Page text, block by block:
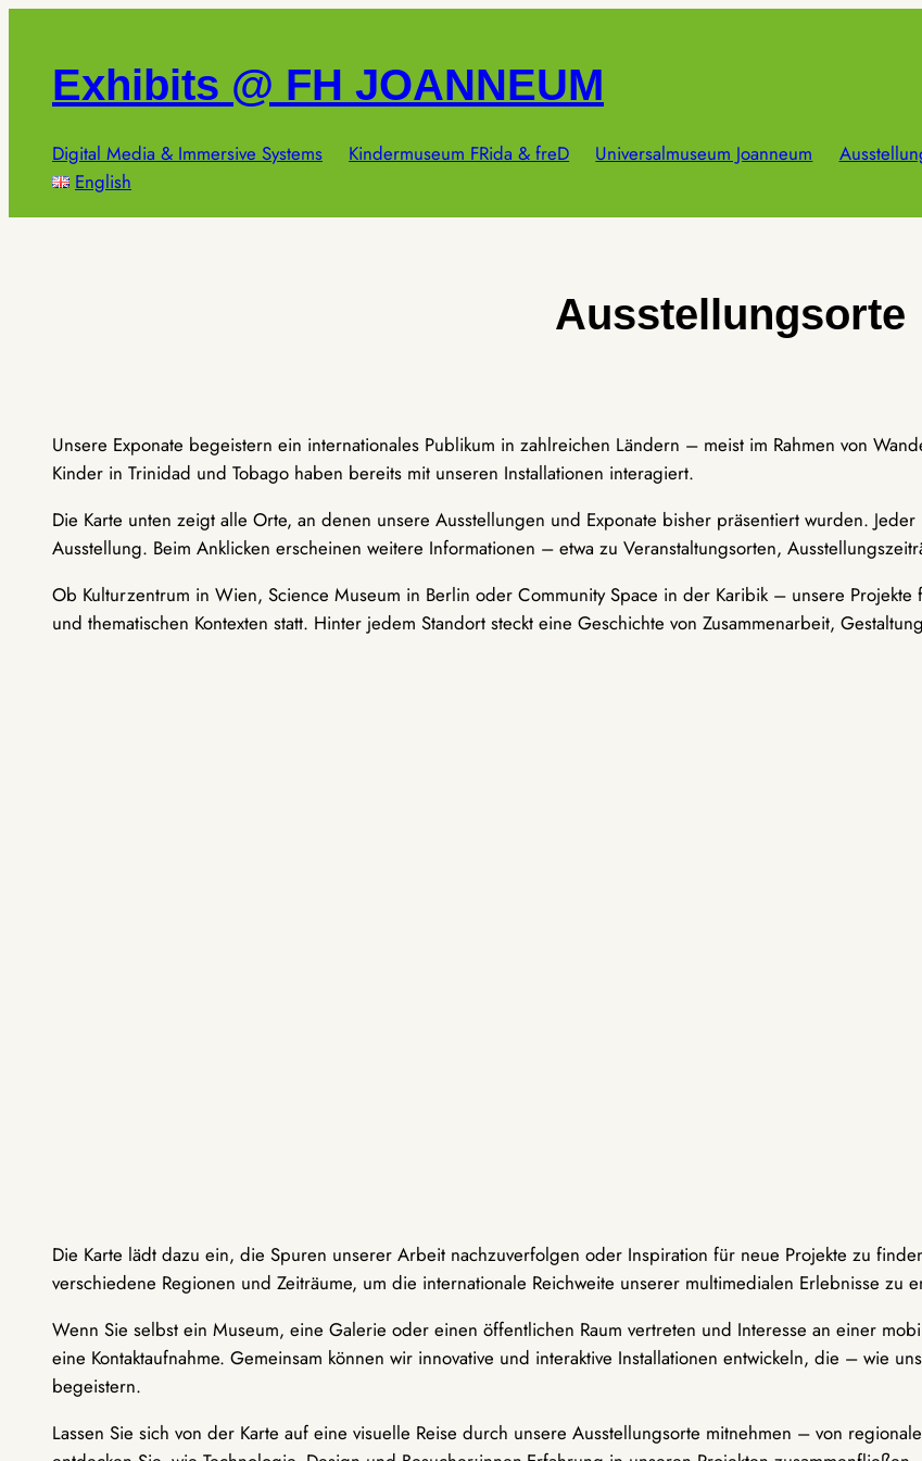
springenExhibits @ FH JOANNEUM
Digital Media & Immersive Systems Kindermuseum FRida & freD Universalmuseum Joanneum
English
Ausstellungsorte
Unsere Exponate begeistern ein internationales Publikum in zahlreichen Ländern – meist im Rahmen von
Kinder in Trinidad und Tobago haben bereits mit unseren Installationen interagiert.
Die Karte unten zeigt alle Orte, an denen unsere Ausstellungen und Exponate bisher präsentiert wurden.
Ausstellung. Beim Anklicken erscheinen weitere Informationen – etwa zu Veranstaltungsorten,
Ob Kulturzentrum in Wien, Science Museum in Berlin oder Community Space in der Karibik – unsere
und thematischen Kontexten statt. Hinter jedem Standort steckt eine Geschichte von Zusammenarbeit,
Die Karte lädt dazu ein, die Spuren unserer Arbeit nachzuverfolgen oder Inspiration für neue Projekte zu
verschiedene Regionen und Zeiträume, um die internationale Reichweite unserer multimedialen Erlebnisse zu
Wenn Sie selbst ein Museum, eine Galerie oder einen öffentlichen Raum vertreten und Interesse an einer
eine Kontaktaufnahme. Gemeinsam können wir innovative und interaktive Installationen entwickeln, die – wie
begeistern.
Lassen Sie sich von der Karte auf eine visuelle Reise durch unsere Ausstellungsorte mitnehmen – von